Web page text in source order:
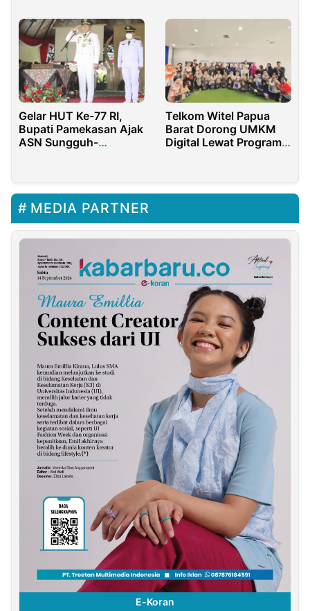
Gelar HUT Ke-77 RI,
Bupati Pamekasan Ajak
ASN Sungguh-
Telkom Witel Papua
Barat Dorong UMKM
Digital Lewat Program
MEDIA PARTNER
E-Koran